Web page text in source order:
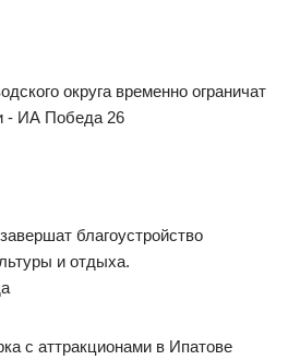
благоустройство
и отдыха.